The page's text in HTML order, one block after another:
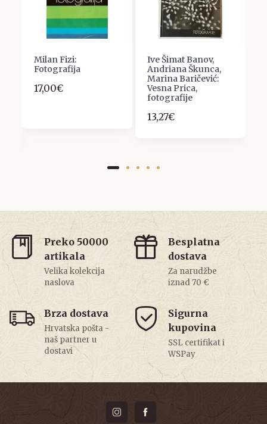
Milan Fizi:
Fotografija
17,00€
Ive Šimat Banov,
Andriana Škunca,
Marina Baričević:
Vesna Prica,
fotografije
13,27€
Preko 50000
artikala
Velika kolekcija
naslova
Besplatna
dostava
Za narudžbe
iznad 70 €
Brza dostava
Hrvatska pošta -
naš partner u
dostavi
Sigurna
kupovina
SSL certifikat i
WSPay